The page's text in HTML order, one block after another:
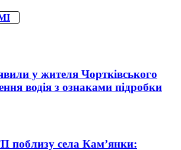
у жителя Чортківського
водія з ознаками підробки
поблизу села Кам’янки: